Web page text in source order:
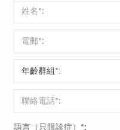
骨質疏鬆症是骨骼
下降。受影響的骨
弱，甚至更容易斷裂
並非每年都需要進行
較理想的做法是根
儘管您的人生目標
優先管理個人健康。
定健康生活的每一步
語言（只限診症）*: